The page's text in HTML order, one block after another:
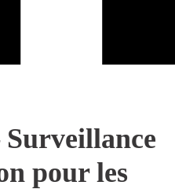
Surveillance
pour les